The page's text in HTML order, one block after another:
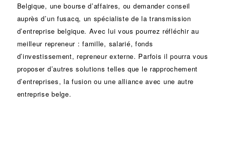
Belgique, unebourse d’affaires, ou demander conseil
auprès d’un fusacq, un spécialiste de latransmission
d’entreprise belgique. Avec lui vous pourrez réfléchir au
meilleur repreneur :famille, salarié, fonds
d’investissement, repreneur externe. Parfois il pourra vous
proposer d’autres solutions telles que le rapprochement
d’entreprises, lafusion ou unealliance avec une autre
entreprise belge.